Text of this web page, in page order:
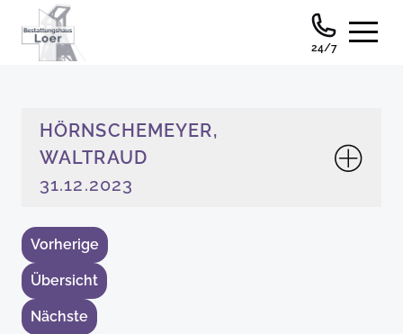
24/7
HÖRNSCHEMEYER,
WALTRAUD
31.12.2023
Vorherige
Übersicht
Nächste